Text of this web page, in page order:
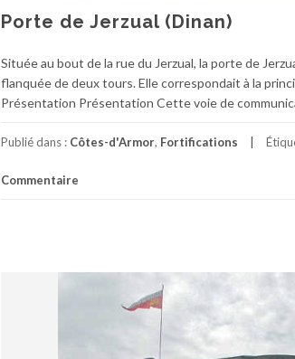
Porte de Jerzual (Dinan)
Située au bout de la rue du Jerzual, la porte de
flanquée de deux tours. Elle correspondait à la
Présentation Présentation Cette voie de
Publié dans : Côtes-d'Armor, Fortifications
Commentaire